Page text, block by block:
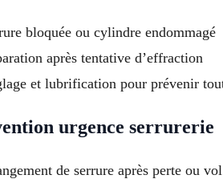
bloquée ou cylindre endommagé
après tentative d’effraction
et lubrification pour prévenir
urgence serrurerie
de serrure après perte ou